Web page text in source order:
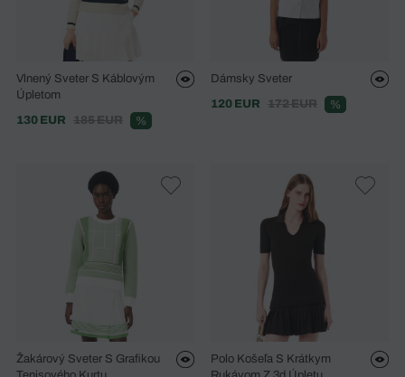
Vlnený Sveter S Káblovým
Úpletom
130 EUR
185 EUR %
Dámsky Sveter
120 EUR
172 EUR %
Žakárový Sveter S Grafikou
Polo Košeľa S Krátkym